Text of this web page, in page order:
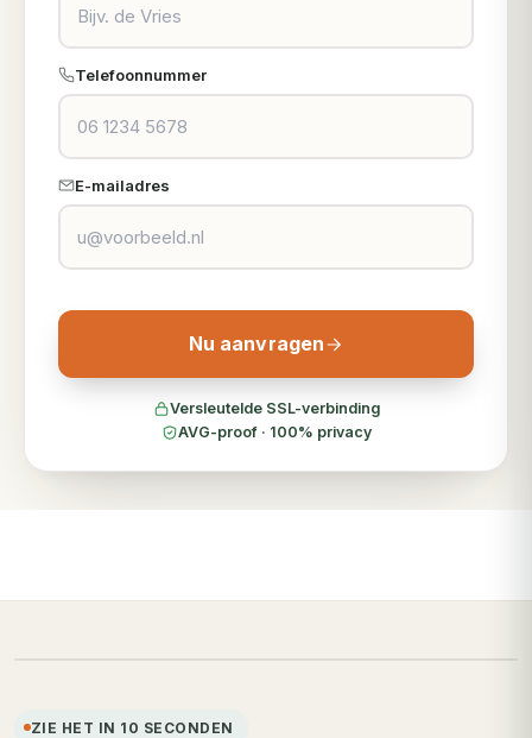
Telefoonnummer
E-mailadres
Nu aanvragen
Versleutelde SSL-verbinding
AVG-proof · 100% privacy
ZIE HET IN 10 SECONDEN